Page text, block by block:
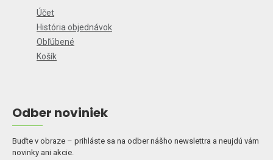
Účet
História objednávok
Obľúbené
Košík
Odber noviniek
Buďte v obraze – prihláste sa na odber nášho newslettra a neujdú vám
novinky ani akcie.